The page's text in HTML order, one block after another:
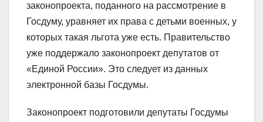
законопроекта, поданного на рассмотрение в
Госдуму, уравняет их права с детьми военных, у
которых такая льгота уже есть. Правительство
уже поддержало законопроект депутатов от
«Единой России». Это следует из данных
электронной базы Госдумы.
Законопроект подготовили депутаты Госдумы